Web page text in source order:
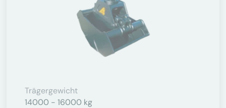
Trägergewicht
14000 - 16000 kg